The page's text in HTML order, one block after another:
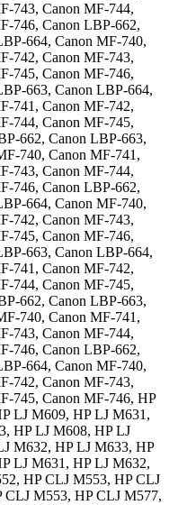
743, Canon MF-744,
746, Canon LBP-662,
664, Canon MF-740,
742, Canon MF-743,
745, Canon MF-746,
663, Canon LBP-664,
741, Canon MF-742,
744, Canon MF-745,
662, Canon LBP-663,
740, Canon MF-741,
743, Canon MF-744,
746, Canon LBP-662,
664, Canon MF-740,
742, Canon MF-743,
745, Canon MF-746,
663, Canon LBP-664,
741, Canon MF-742,
744, Canon MF-745,
662, Canon LBP-663,
740, Canon MF-741,
743, Canon MF-744,
746, Canon LBP-662,
664, Canon MF-740,
742, Canon MF-743,
745, Canon MF-746, HP
LJ M609, HP LJ M631,
HP LJ M608, HP LJ
M632, HP LJ M633, HP
LJ M631, HP LJ M632,
HP CLJ M553, HP CLJ
M553, HP CLJ M577,